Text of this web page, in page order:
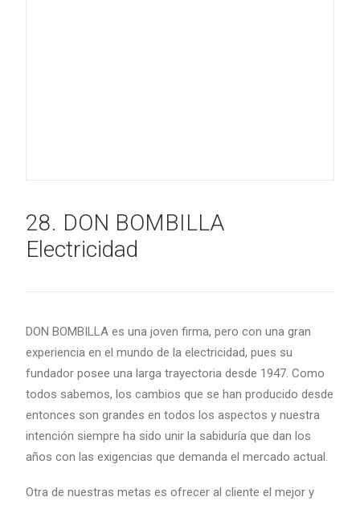
28. DON BOMBILLA
Electricidad
DON BOMBILLA es una joven firma, pero con una gran
experiencia en el mundo de la electricidad, pues su
fundador posee una larga trayectoria desde 1947. Como
todos sabemos, los cambios que se han producido desde
entonces son grandes en todos los aspectos y nuestra
intención siempre ha sido unir la sabiduría que dan los
años con las exigencias que demanda el mercado actual.
Otra de nuestras metas es ofrecer al cliente el mejor y